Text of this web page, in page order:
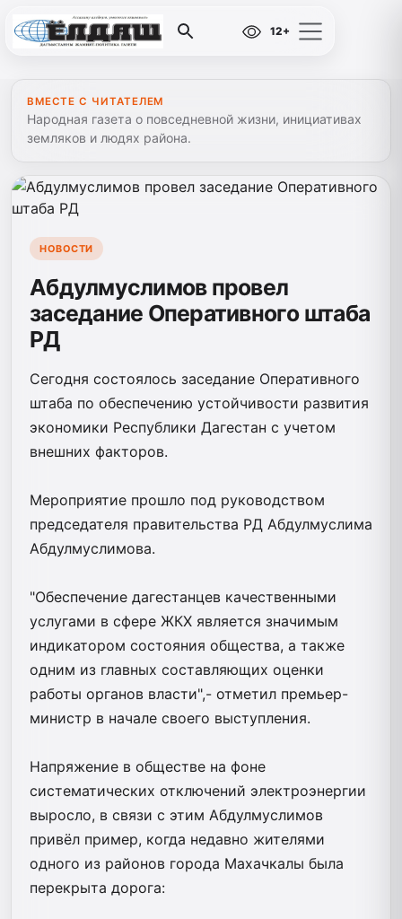
12+
ВМЕСТЕ С ЧИТАТЕЛЕМ
Народная газета о повседневной жизни, инициативах
земляков и людях района.
НОВОСТИ
Абдулмуслимов провел
заседание Оперативного штаба
РД
Сегодня состоялось заседание Оперативного
штаба по обеспечению устойчивости развития
экономики Республики Дагестан с учетом
внешних факторов.
Мероприятие прошло под руководством
председателя правительства РД Абдулмуслима
Абдулмуслимова.
"Обеспечение дагестанцев качественными
услугами в сфере ЖКХ является значимым
индикатором состояния общества, а также
одним из главных составляющих оценки
работы органов власти",- отметил премьер-
министр в начале своего выступления.
Напряжение в обществе на фоне
систематических отключений электроэнергии
выросло, в связи с этим Абдулмуслимов
привёл пример, когда недавно жителями
одного из районов города Махачкалы была
перекрыта дорога: